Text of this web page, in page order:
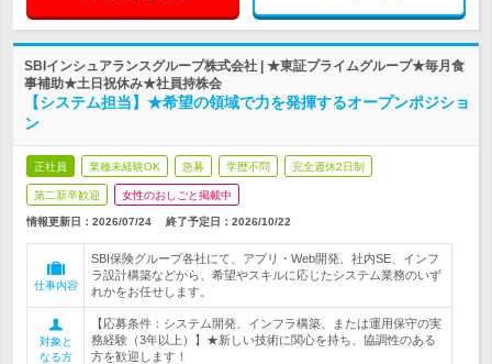
SBIインシュアランスグループ株式会社 | ★東証プライムグループ★毎月食
事補助★土日祝休み★社員持株会
【システム担当】★希望の領域で力を発揮するオープンポジショ
ン
正社員 業種未経験OK 急募 学歴不問 完全週休2日制
第二新卒歓迎 女性のおしごと掲載中
情報更新日：2026/07/24 終了予定日： 2026/10/22
仕事内容
SBI保険グループ各社にて、アプリ・Web開発、社内SE、インフ
ラ設計構築などから、希望やスキルに応じたシステム業務のいず
れかをお任せします。
対象と
なる方
【応募条件：システム開発、インフラ構築、または運用保守の実
務経験（3年以上）】★新しい技術に関心を持ち、協調性のある
方を歓迎します！